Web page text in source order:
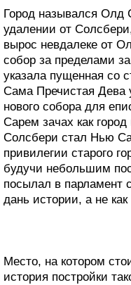
Город назывался
удалении от
вырос невдалеке от
собор за пределами
указала пущенная со
Сама Пречистая Дева
нового собора для
Сарем зачах как
Солсбери стал Нью
привилегии старого
будучи небольшим
посылал в парламент
дань истории, а не
Место, на котором
история постройки